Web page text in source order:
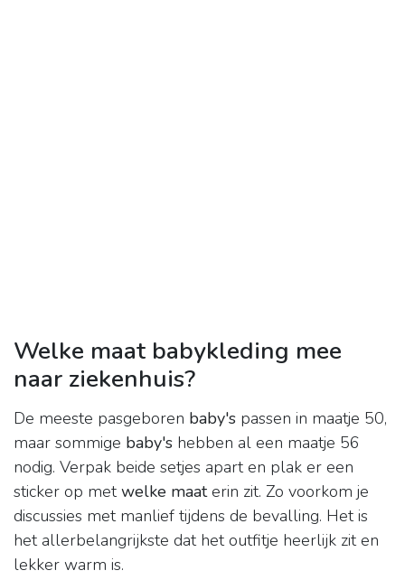
Welke maat babykleding mee
naar ziekenhuis?
De meeste pasgeboren baby's passen in maatje 50,
maar sommige baby's hebben al een maatje 56
nodig. Verpak beide setjes apart en plak er een
sticker op metwelke maaterin zit. Zo voorkom je
discussies met manlief tijdens de bevalling. Het is
het allerbelangrijkste dat het outfitje heerlijk zit en
lekker warm is.